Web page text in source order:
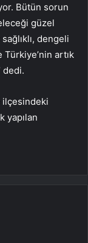
Bütün sorun
güzel
dengeli
Türkiye’nin artık
dedi.
ilçesindeki
yapılan